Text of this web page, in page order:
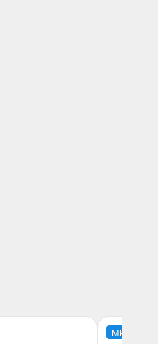
МНЕНИЕ